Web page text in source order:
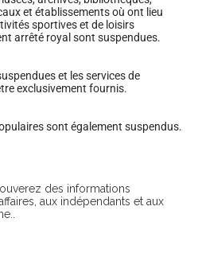
et établissements où ont lieu
sportives et de loisirs
arrêté royal sont suspendues.
et les services de
exclusivement fournis.
sont également suspendus.
des informations
aux indépendants et aux